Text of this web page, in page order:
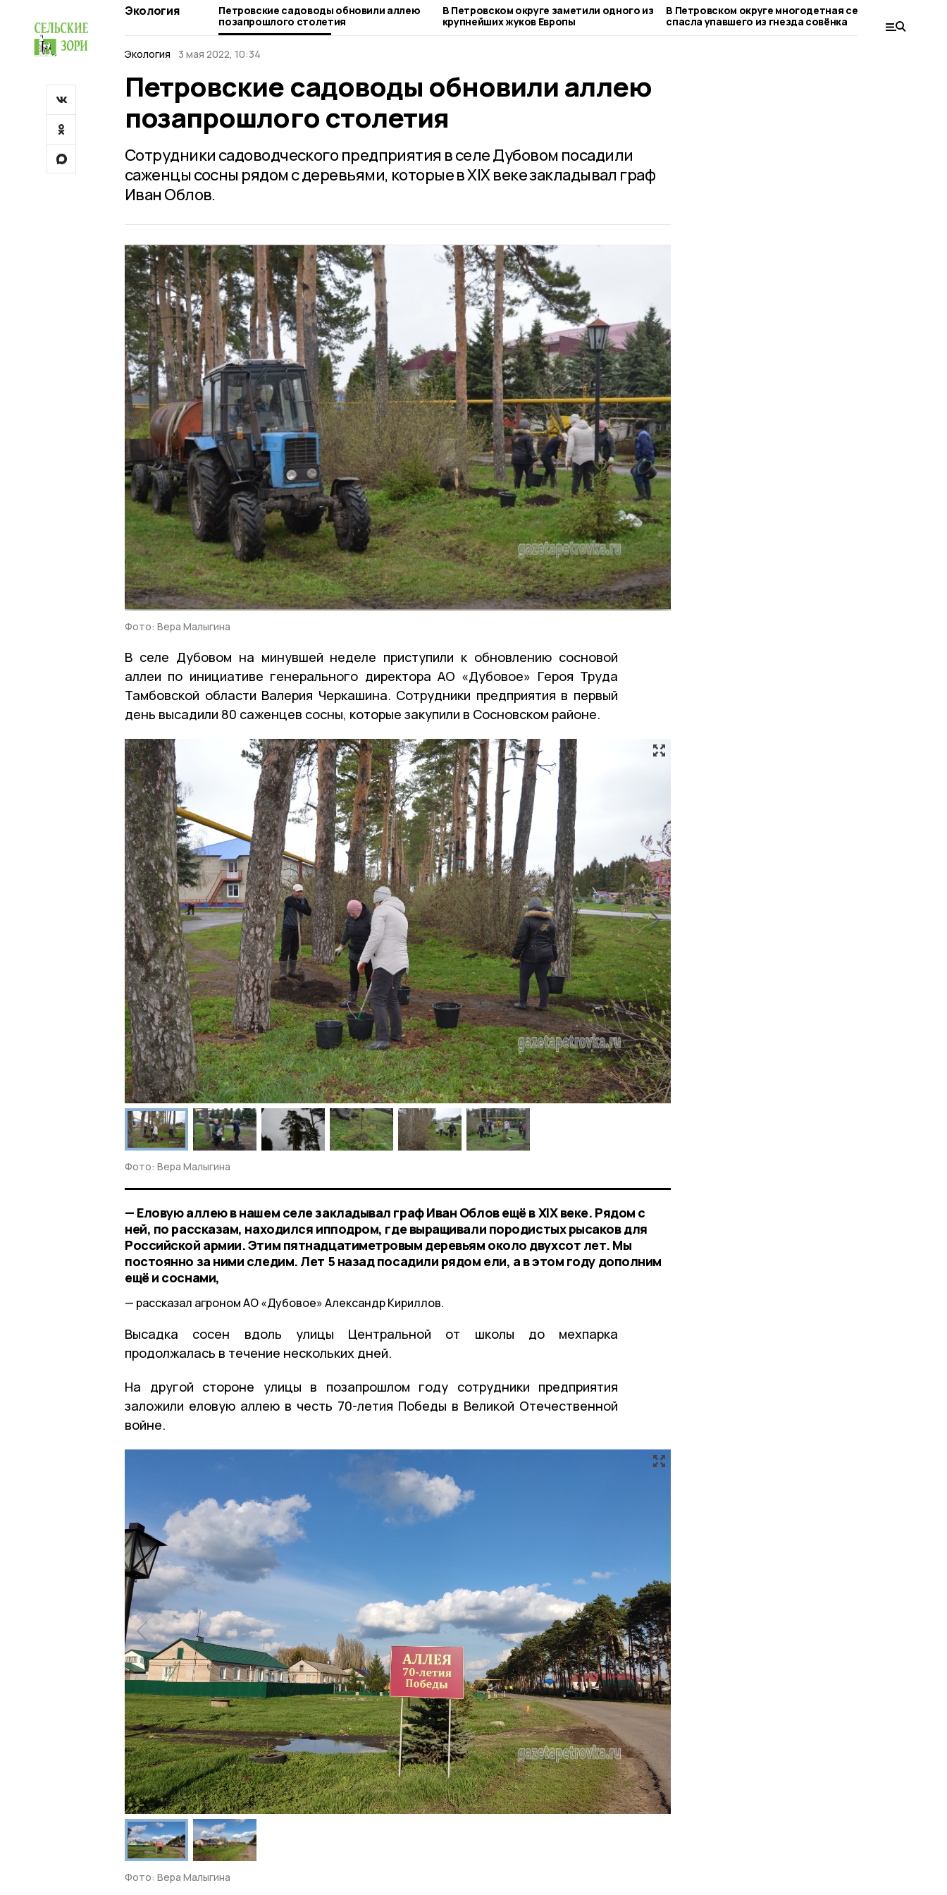
Экология
Петровские садоводы обновили аллею
позапрошлого столетия
В Петровском округе заметили одного из
крупнейших жуков Европы
В Петровском округе многодетная семья
спасла упавшего из гнезда совёнка
крупные
Экология 3 мая 2022, 10:34
Петровские садоводы обновили аллею
позапрошлого столетия
Сотрудники садоводческого предприятия в селе Дубовом посадили
саженцы сосны рядом с деревьями, которые в XIX веке закладывал граф
Иван Облов.
Фото: Вера Малыгина
В селе Дубовом на минувшей неделе приступили к обновлению сосновой
аллеи по инициативе генерального директора АО «Дубовое» Героя Труда
Тамбовской области Валерия Черкашина. Сотрудники предприятия в первый
день высадили 80 саженцев сосны, которые закупили в Сосновском районе.
Фото: Вера Малыгина
— Еловую аллею в нашем селе закладывал граф Иван Облов ещё в XIX веке. Рядом с
ней, по рассказам, находился ипподром, где выращивали породистых рысаков для
Российской армии. Этим пятнадцатиметровым деревьям около двухсот лет. Мы
постоянно за ними следим. Лет 5 назад посадили рядом ели, а в этом году дополним
ещё и соснами,
рассказал агроном АО «Дубовое» Александр Кириллов.
Высадка сосен вдоль улицы Центральной от школы до мехпарка
продолжалась в течение нескольких дней.
На другой стороне улицы в позапрошлом году сотрудники предприятия
заложили еловую аллею в честь 70-летия Победы в Великой Отечественной
войне.
Фото: Вера Малыгина